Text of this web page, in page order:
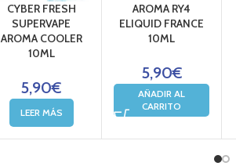
CYBER FRESH
SUPERVAPE
AROMA COOLER
10ML
5,90€
LEER MÁS
AROMA RY4
ELIQUID FRANCE
10ML
5,90€
AÑADIR AL
CARRITO